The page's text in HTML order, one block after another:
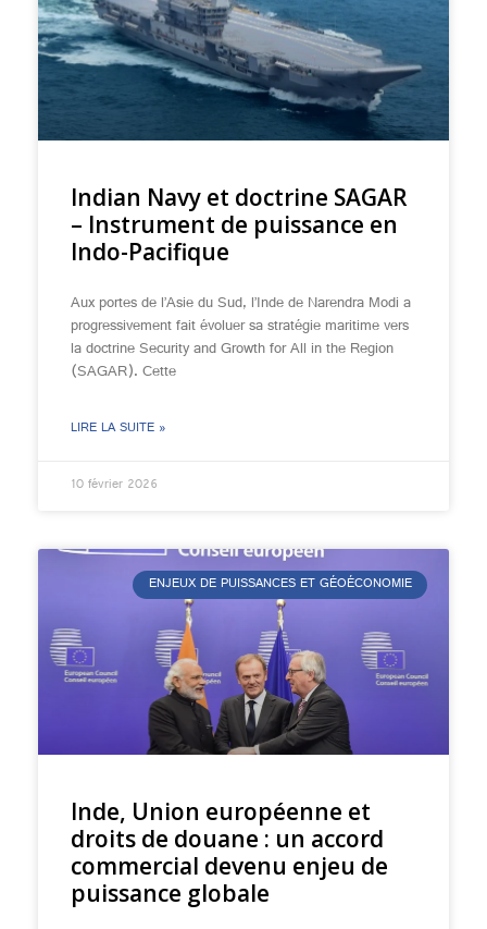
Indian Navy et doctrine SAGAR
– Instrument de puissance en
Indo-Pacifique
Aux portes de l’Asie du Sud, l’Inde de Narendra Modi a
progressivement fait évoluer sa stratégie maritime vers
la doctrine Security and Growth for All in the Region
(SAGAR). Cette
LIRE LA SUITE »
10 février 2026
ENJEUX DE PUISSANCES ET GÉOÉCONOMIE
Inde, Union européenne et
droits de douane : un accord
commercial devenu enjeu de
puissance globale